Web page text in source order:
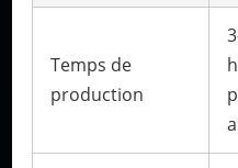
Temps de
production